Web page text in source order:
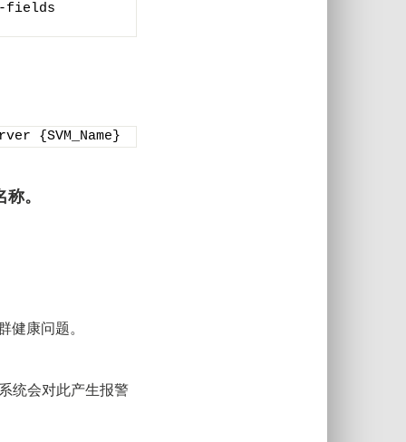
-fields
{SVM_Name}
。
康问题。
统会对此产生报警